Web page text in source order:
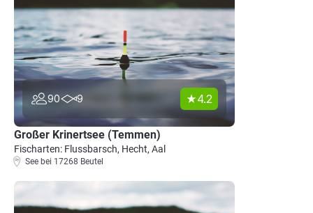
90 9 4.2
Großer Krinertsee (Temmen)
Fischarten: Flussbarsch, Hecht, Aal
See bei 17268 Beutel